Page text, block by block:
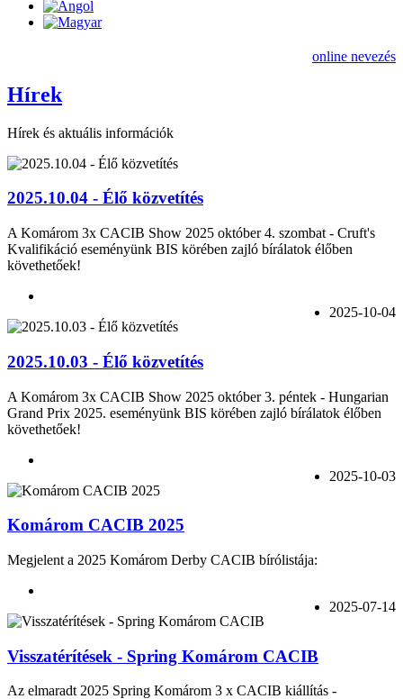
online nevezés
Hírek
Hírek és aktuális információk
2025.10.04 - Élő közvetítés
A Komárom 3x CACIB Show 2025 október 4. szombat - Cruft's
Kvalifikáció eseményünk BIS körében zajló bírálatok élőben
követhetőek!
2025-10-04
2025.10.03 - Élő közvetítés
A Komárom 3x CACIB Show 2025 október 3. péntek - Hungarian
Grand Prix 2025. eseményünk BIS körében zajló bírálatok élőben
követhetőek!
2025-10-03
Komárom CACIB 2025
Megjelent a 2025 Komárom Derby CACIB bírólistája:
2025-07-14
Visszatérítések - Spring Komárom CACIB
Az elmaradt 2025 Spring Komárom 3 x CACIB kiállítás -